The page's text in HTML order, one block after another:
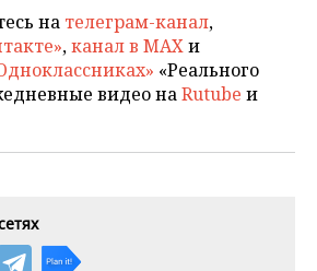
на телеграм-канал,
,канал в MAXи
«Реального
видео наRutube и